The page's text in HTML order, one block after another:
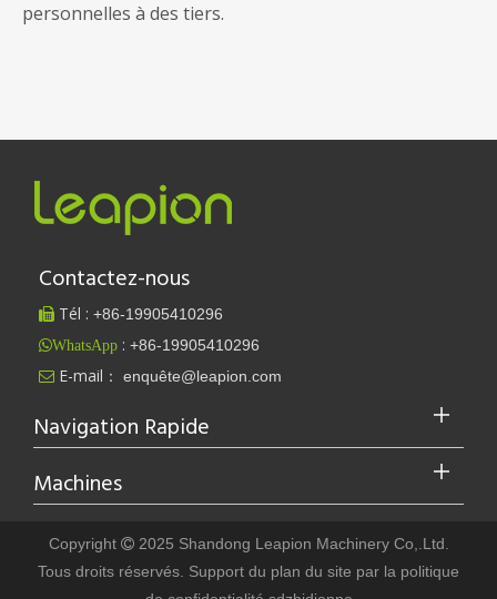
personnelles à des tiers.
Contactez-nous
 Tél : +86-19905410296
WhatsApp : +86-19905410296
 E-mail： enquête@leapion.com
Navigation Rapide
Machines
Copyright 2025 Shandong Leapion Machinery Co,.Ltd.
Tous droits réservés. Support du plan du site par la politique